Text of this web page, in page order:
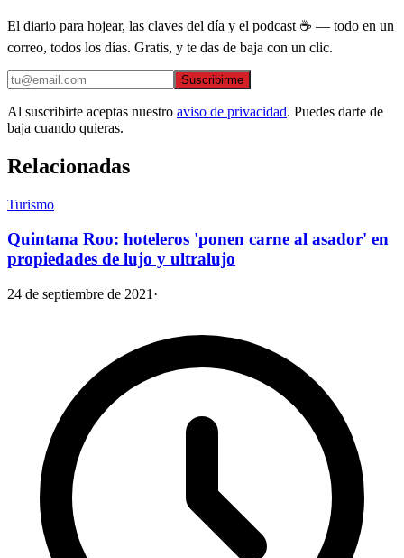
El diario para hojear, las claves del día y el podcast ☕ — todo en un
correo, todos los días. Gratis, y te das de baja con un clic.
Suscribirme
Al suscribirte aceptas nuestro aviso de privacidad. Puedes darte de
baja cuando quieras.
Relacionadas
Turismo
Quintana Roo: hoteleros 'ponen carne al asador' en
propiedades de lujo y ultralujo
24 de septiembre de 2021 ·